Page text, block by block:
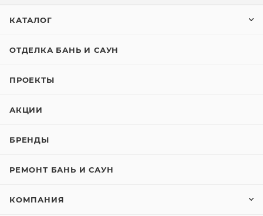
КАТАЛОГ
ОТДЕЛКА БАНЬ И САУН
ПРОЕКТЫ
АКЦИИ
БРЕНДЫ
РЕМОНТ БАНЬ И САУН
КОМПАНИЯ